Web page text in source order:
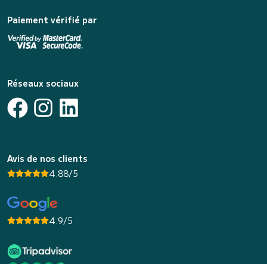
Paiement vérifié par
Réseaux sociaux
Avis de nos clients
4.88/5
4.9/5